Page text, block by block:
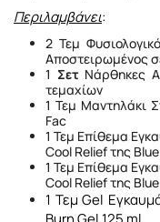
Περιλαμβάνει:
2 Τεμ
Αποστειρωμένος
1 Σετ Νάρθηκες
τεμαχίων
1 Τεμ Μαντηλάκι
Fac
1 Τεμ Επίθεμα
Cool Relief της
1 Τεμ Επίθεμα
Cool Relief της
1 Τεμ Gel